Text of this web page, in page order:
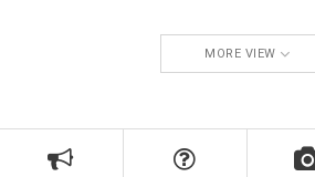
MORE VIEW